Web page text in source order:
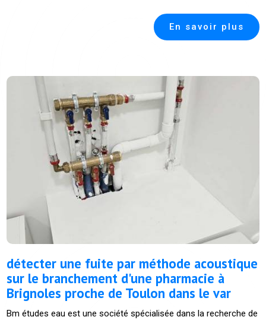
En savoir plus
détecter une fuite par méthode acoustique
sur le branchement d'une pharmacie à
Brignoles proche de Toulon dans le var
Bm études eau est une société spécialisée dans la recherche de